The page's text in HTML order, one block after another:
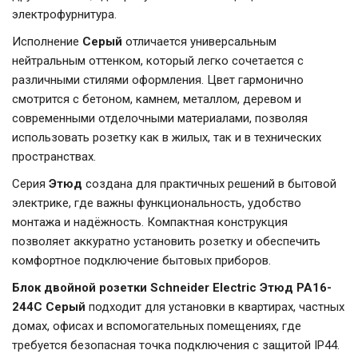
электрофурнитура.
Исполнение Серый отличается универсальным
нейтральным оттенком, который легко сочетается с
различными стилями оформления. Цвет гармонично
смотрится с бетоном, камнем, металлом, деревом и
современными отделочными материалами, позволяя
использовать розетку как в жилых, так и в технических
пространствах.
Серия Этюд создана для практичных решений в бытовой
электрике, где важны функциональность, удобство
монтажа и надёжность. Компактная конструкция
позволяет аккуратно установить розетку и обеспечить
комфортное подключение бытовых приборов.
Блок двойной розетки Schneider Electric Этюд PA16-
244C Серый подходит для установки в квартирах, частных
домах, офисах и вспомогательных помещениях, где
требуется безопасная точка подключения с защитой IP44.